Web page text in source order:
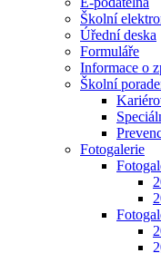
Školní
Úřední deska
Formuláře
Informace o
Školní
Fotogalerie